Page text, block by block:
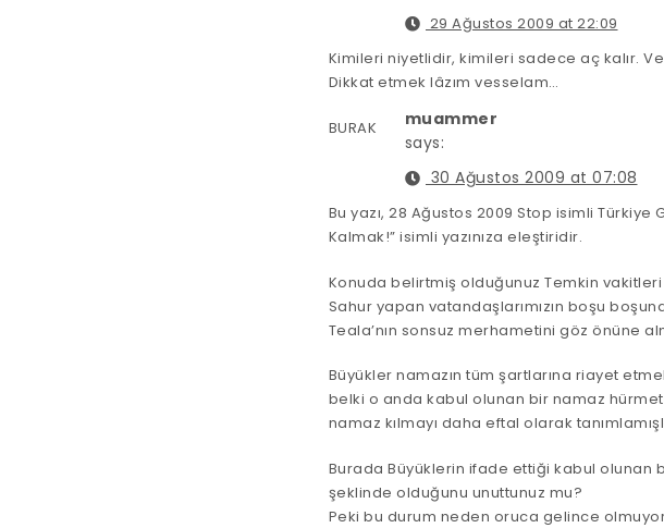
29 Ağustos 2009 at 22:09
Kimileri niyetlidir, kimileri sadece aç kalır.
Dikkat etmek lâzım vesselam…
BURAK
muammer
says:
30 Ağustos 2009 at 07:08
Bu yazı, 28 Ağustos 2009 Stop isimli
Kalmak!” isimli yazınıza eleştiridir.
Konuda belirtmiş olduğunuz Temkin
Sahur yapan vatandaşlarımızın boşu
Teala’nın sonsuz merhametini göz önüne
Büyükler namazın tüm şartlarına riayet
belki o anda kabul olunan bir namaz
namaz kılmayı daha eftal olarak
Burada Büyüklerin ifade ettiği kabul olunan
şeklinde olduğunu unuttunuz mu?
Peki bu durum neden oruca gelince